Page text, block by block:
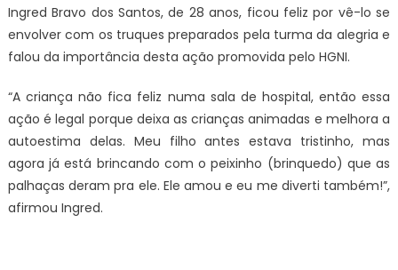
Ingred Bravo dos Santos, de 28 anos, ficou feliz por vê-lo se
envolver com os truques preparados pela turma da alegria e
falou da importância desta ação promovida pelo HGNI.
“A criança não fica feliz numa sala de hospital, então essa
ação é legal porque deixa as crianças animadas e melhora a
autoestima delas. Meu filho antes estava tristinho, mas
agora já está brincando com o peixinho (brinquedo) que as
palhaças deram pra ele. Ele amou e eu me diverti também!”,
afirmou Ingred.